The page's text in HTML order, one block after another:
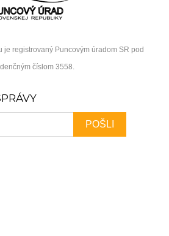
je registrovaný Puncovým úradom SR pod
číslom 3558.